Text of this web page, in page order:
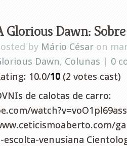
Glorious Dawn:
by Mário César on
Dawn, Colunas | 0
10.0/10 (2 votes cast)
de calotas de carro:
escolta-venusiana